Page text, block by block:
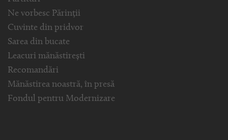
Ne vorbesc Părinții
Cuvinte din pridvor
Sarea din bucate
Leacuri mănăstirești
Recomandări
Mănăstirea noastră, în presă
Fondul pentru Modernizare